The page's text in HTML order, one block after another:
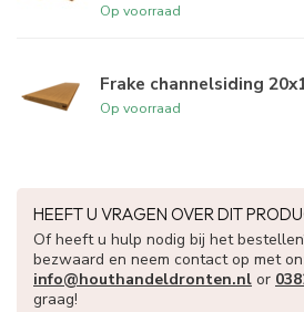
Op voorraad
Frake channelsiding
Op voorraad
HEEFT U VRAGEN OVER DIT
Of heeft u hulp nodig bij het
bezwaard en neem contact op met
info@houthandeldronten.nl or
graag!